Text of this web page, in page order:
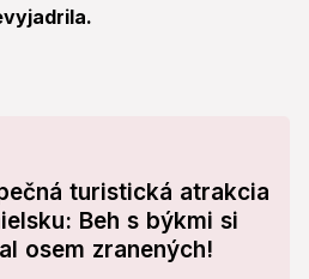
turistická atrakcia
Beh s býkmi si
osem zranených!